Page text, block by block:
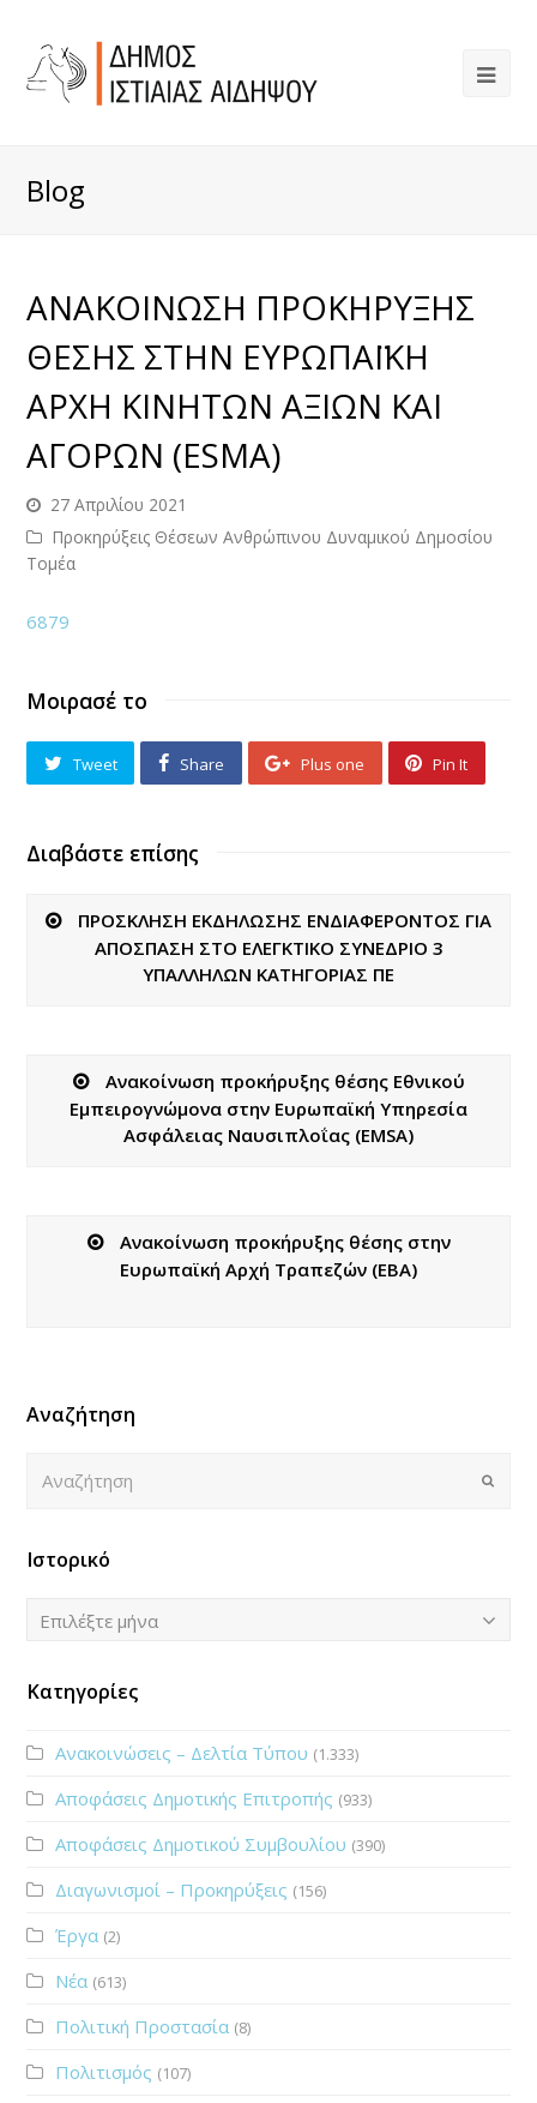
Blog
ΑΝΑΚΟΙΝΩΣΗ ΠΡΟΚΗΡΥΞΗΣ
ΘΕΣΗΣ ΣΤΗΝ ΕΥΡΩΠΑΪΚΗ
ΑΡΧΗ ΚΙΝΗΤΩΝ ΑΞΙΩΝ ΚΑΙ
ΑΓΟΡΩΝ (ESMA)
27 Απριλίου 2021
Προκηρύξεις Θέσεων Ανθρώπινου Δυναμικού Δημοσίου
Τομέα
6879
Μοιρασέ το
Tweet Share Plus one Pin It
Διαβάστε επίσης
ΠΡΟΣΚΛΗΣΗ ΕΚΔΗΛΩΣΗΣ ΕΝΔΙΑΦΕΡΟΝΤΟΣ ΓΙΑ
ΑΠΟΣΠΑΣΗ ΣΤΟ ΕΛΕΓΚΤΙΚΟ ΣΥΝΕΔΡΙΟ 3
ΥΠΑΛΛΗΛΩΝ ΚΑΤΗΓΟΡΙΑΣ ΠΕ
Ανακοίνωση προκήρυξης θέσης Εθνικού
Εμπειρογνώμονα στην Ευρωπαϊκή Υπηρεσία
Ασφάλειας Ναυσιπλοΐας (EMSA)
Ανακοίνωση προκήρυξης θέσης στην
Ευρωπαϊκή Αρχή Τραπεζών (EBA)
Αναζήτηση
Submit
Ιστορικό
Ιστορικό
Επιλέξτε μήνα
Κατηγορίες
Ανακοινώσεις – Δελτία Τύπου (1.333)
Αποφάσεις Δημοτικής Επιτροπής (933)
Αποφάσεις Δημοτικού Συμβουλίου (390)
Διαγωνισμοί – Προκηρύξεις (156)
Έργα (2)
Νέα (613)
Πολιτική Προστασία (8)
Πολιτισμός (107)